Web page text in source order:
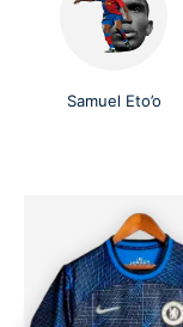
Samuel Eto’o